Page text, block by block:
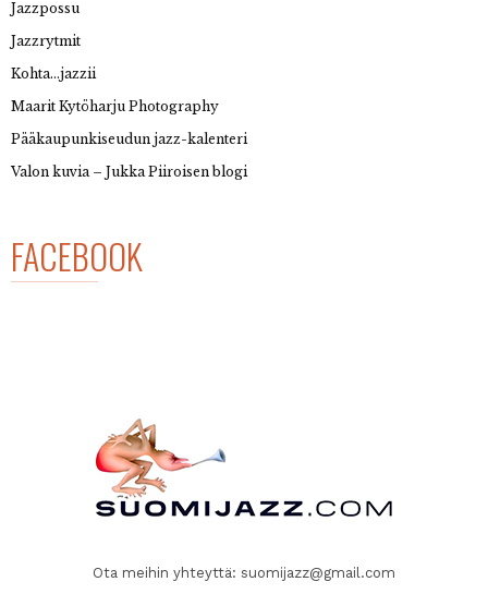
Jazzpossu
Jazzrytmit
Kohta…jazzii
Maarit Kytöharju Photography
Pääkaupunkiseudun jazz-kalenteri
Valon kuvia – Jukka Piiroisen blogi
FACEBOOK
Ota meihin yhteyttä: suomijazz@gmail.com